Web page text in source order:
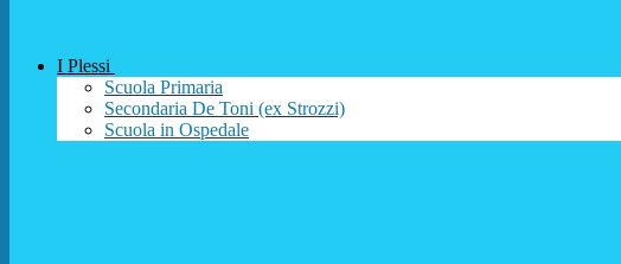
I Plessi
Scuola Primaria
Secondaria De Toni (ex Strozzi)
Scuola in Ospedale